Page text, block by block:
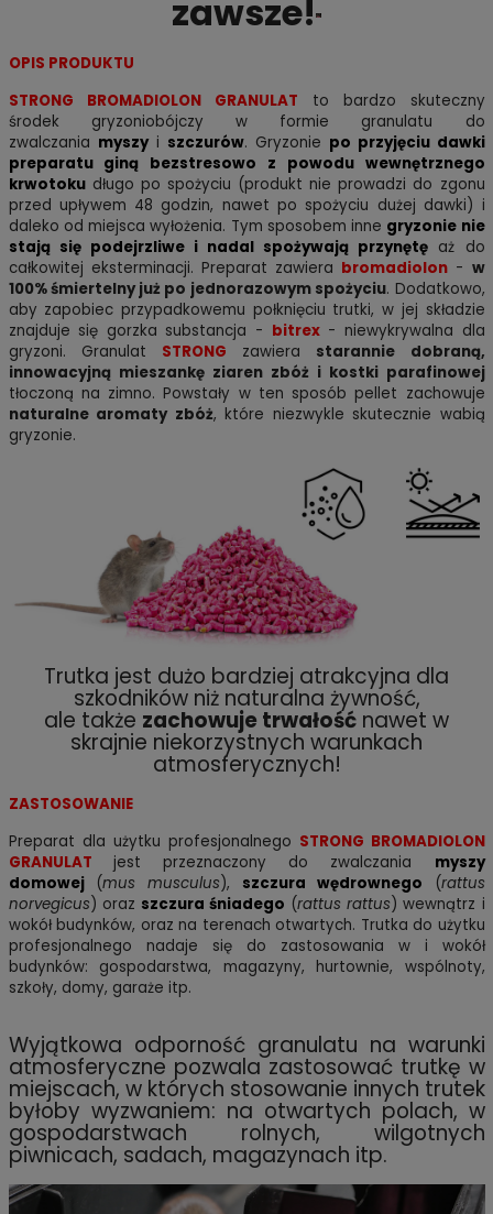
zawsze!
OPIS PRODUKTU
STRONG BROMADIOLON GRANULAT to bardzo skuteczny
środek gryzoniobójczy w formie granulatu do
zwalczania myszyi szczurów. Gryzonie po przyjęciu dawki
preparatu giną bezstresowo z powodu wewnętrznego
krwotokudługo po spożyciu (produkt nie prowadzi do zgonu
przed upływem 48 godzin, nawet po spożyciu dużej dawki) i
daleko od miejsca wyłożenia. Tym sposobem inne gryzonie nie
stają się podejrzliwe i nadal spożywają przynętę aż do
całkowitej eksterminacji. Preparat zawiera bromadiolon - w
100% śmiertelny już po jednorazowym spożyciu. Dodatkowo,
aby zapobiec przypadkowemu połknięciu trutki, w jej składzie
znajduje się gorzka substancja - bitrex- niewykrywalna dla
gryzoni. Granulat STRONG zawiera starannie dobraną,
innowacyjną mieszankę ziaren zbóż i kostki parafinowej
tłoczoną na zimno. Powstały w ten sposób pellet zachowuje
naturalne aromaty zbóż, które niezwykle skutecznie wabią
gryzonie.
Trutka jest dużo bardziej atrakcyjna dla
szkodników niż naturalna żywność,
ale także zachowuje trwałość nawet w
skrajnie niekorzystnych warunkach
atmosferycznych!
ZASTOSOWANIE
Preparat dla użytku profesjonalnego STRONG BROMADIOLON
GRANULAT
jest przeznaczony do zwalczania myszy
domowej(mus musculus), szczura wędrownego (rattus
norvegicus) oraz szczura śniadego (rattus rattus) wewnątrz i
wokół budynków, oraz na terenach otwartych. Trutka do użytku
profesjonalnego nadaje się do zastosowania w i wokół
budynków: gospodarstwa, magazyny, hurtownie, wspólnoty,
szkoły, domy, garaże itp.
Wyjątkowa odporność granulatu na warunki
atmosferyczne pozwala zastosować trutkę w
miejscach, w których stosowanie innych trutek
byłoby wyzwaniem: na otwartych polach, w
gospodarstwach rolnych, wilgotnych
piwnicach, sadach, magazynach itp.